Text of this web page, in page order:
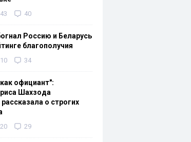
40
Россию и Беларусь
благополучия
34
официант":
Шахзода
о строгих
29